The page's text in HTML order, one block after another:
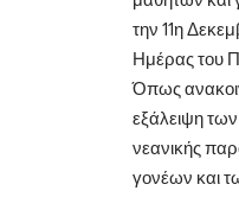
την 11η
Ημέρας του
Όπως
εξάλειψη
νεανικής
γονέων και